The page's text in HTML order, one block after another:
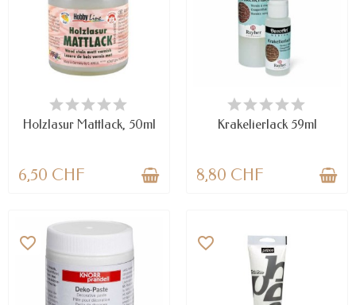
NUR NOCH WENIGE TEILE
VERFÜGBAR
Holzlasur Mattlack, 50ml
6,50 CHF
VERFÜGBAR
Krakelierlack 59ml
8,80 CHF
favorite_border favorite_border